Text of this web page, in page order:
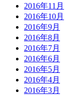
2016年11月
2016年10月
2016年9月
2016年8月
2016年7月
2016年6月
2016年5月
2016年4月
2016年3月